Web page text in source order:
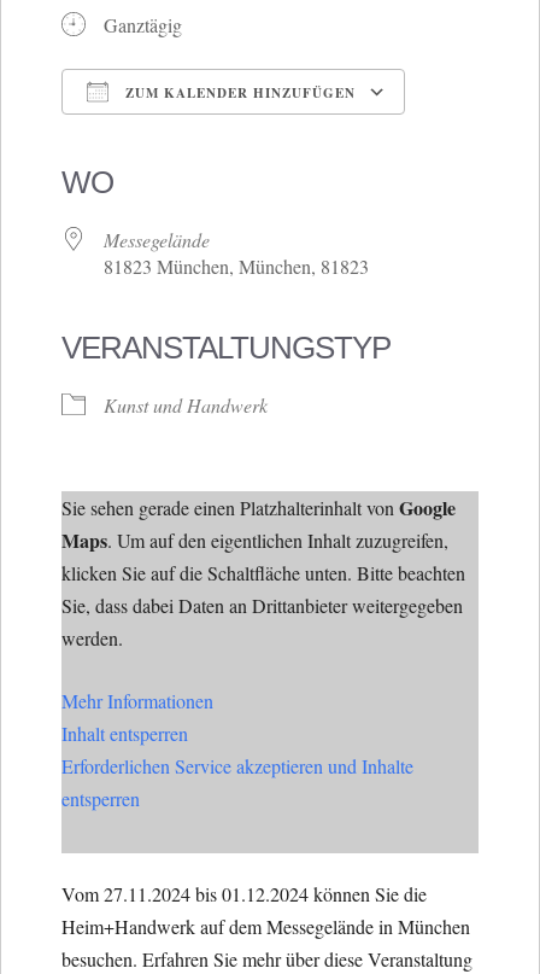
Ganztägig
ZUM KALENDER HINZUFÜGEN
WO
Messegelände
81823 München, München, 81823
VERANSTALTUNGSTYP
Kunst und Handwerk
Sie sehen gerade einen Platzhalterinhalt von Google
Maps. Um auf den eigentlichen Inhalt zuzugreifen,
klicken Sie auf die Schaltfläche unten. Bitte beachten
Sie, dass dabei Daten an Drittanbieter weitergegeben
werden.
Mehr Informationen
Inhalt entsperren
Erforderlichen Service akzeptieren und Inhalte
entsperren
Vom 27.11.2024 bis 01.12.2024 können Sie die
Heim+Handwerk auf dem Messegelände in München
besuchen. Erfahren Sie mehr über diese Veranstaltung